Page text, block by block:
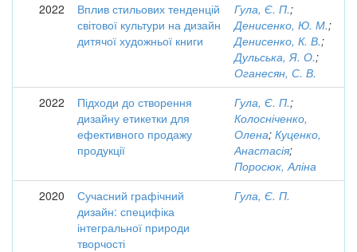
2022
Вплив стильових тенденцій
світової культури на дизайн
дитячої художньої книги
Гула, Є. П.;
Денисенко, Ю. М.;
Денисенко, К. В.;
Дульська, Я. О.;
Оганесян, С. В.
2022
Підходи до створення
дизайну етикетки для
ефективного продажу
продукції
Гула, Є. П.;
Колосніченко,
Олена; Куценко,
Анастасія;
Поросюк, Аліна
2020
Сучасний графічний
дизайн: специфіка
інтегральної природи
творчості
Гула, Є. П.